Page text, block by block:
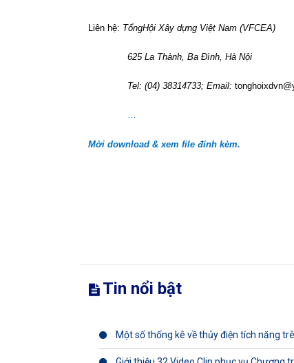
Liên hệ: TổngHội Xây dựng Việt Nam (VFCEA)
625 La Thành, Ba Đình, Hà Nội
Tel: (04) 38314733; Email:
Mời download & xem file đính kèm.
Tin nổi bật
Một số thống kê về thủy điện tích năng